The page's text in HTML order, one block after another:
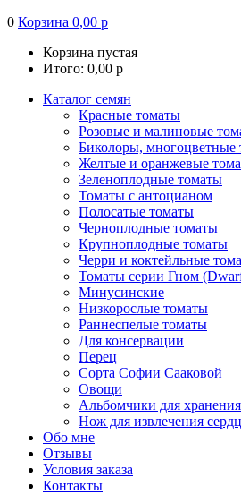
0 Корзина 0,00 р
Корзина пустая
Итого: 0,00 р
Каталог семян
Красные томаты
Розовые и малиновые
Биколоры, многоцветные
Желтые и оранжевые
Зеленоплодные томаты
Томаты с антоцианом
Полосатые томаты
Черноплодные томаты
Крупноплодные томаты
Черри и коктейльные
Томаты серии Гном
Минусинские
Низкорослые томаты
Раннеспелые томаты
Для консервации
Перец
Сорта Софии Сааковой
Овощи
Альбомчики для
Нож для извлечения
Обо мне
Отзывы
Условия заказа
Контакты